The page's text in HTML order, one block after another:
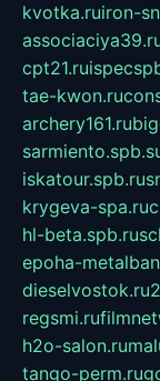
kvotka.ruiron-
cpt21.ru
tae-kwon.ru
archery161.ru
iskatour.spb.ru
krygeva-spa.ru
hl-beta.spb.ru
epoha-
dieselvostok.ru
regsmi.ru
h2o-salon.ru
tango-perm.ru